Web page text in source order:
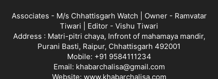
Associates - M/s Chhattisgarh Watch | Owner - Ramvatar
Tiwari | Editor - Vishu Tiwari
Address : Matri-pitri chaya, Infront of mahamaya mandir,
Purani Basti, Raipur, Chhattisgarh 492001
Mobile: +91 9584111234
Email: khabarchalisa@gmail.com
Website: www.khabarchalisa.com